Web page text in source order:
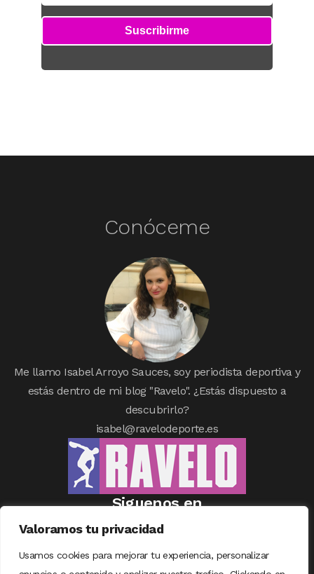
Valoramos tu privacidad
Usamos cookies para mejorar tu experiencia, personalizar
Conóceme
Me llamo Isabel Arroyo Sauces, soy periodista deportiva y
estás dentro de mi blog "Ravelo". ¿Estás dispuesto a
descubrirlo?
isabel@ravelodeporte.es
Siguenos en